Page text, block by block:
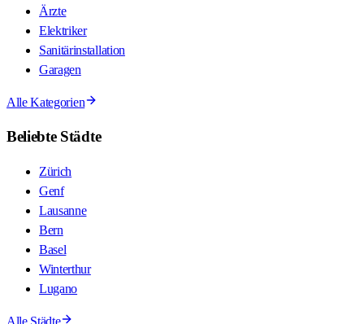
Ärzte
Elektriker
Sanitärinstallation
Garagen
Alle Kategorien
Beliebte Städte
Zürich
Genf
Lausanne
Bern
Basel
Winterthur
Lugano
Alle Städte